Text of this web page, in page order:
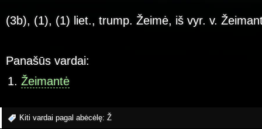
(3b), (1), (1) liet., trump. Žeimė, iš vyr. v.
Panašūs vardai:
Žeimantė
Kiti vardai pagal abėcėlę: Ž